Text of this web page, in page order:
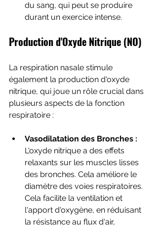
du sang, qui peut se produire
durant un exercice intense.
Production d'Oxyde Nitrique (NO)
La respiration nasale stimule
également la production d'oxyde
nitrique, qui joue un rôle crucial dans
plusieurs aspects de la fonction
respiratoire :
Vasodilatation des Bronches :
L'oxyde nitrique a des effets
relaxants sur les muscles lisses
des bronches. Cela améliore le
diamètre des voies respiratoires.
Cela facilite la ventilation et
l'apport d'oxygène, en réduisant
la résistance au flux d'air,